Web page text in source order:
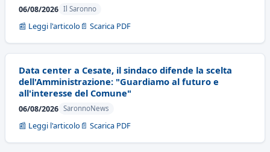
06/08/2026 Il Saronno
📰 Leggi l'articolo 📄 Scarica PDF
Data center a Cesate, il sindaco difende la scelta
dell'Amministrazione: "Guardiamo al futuro e
all'interesse del Comune"
06/08/2026 SaronnoNews
📰 Leggi l'articolo 📄 Scarica PDF